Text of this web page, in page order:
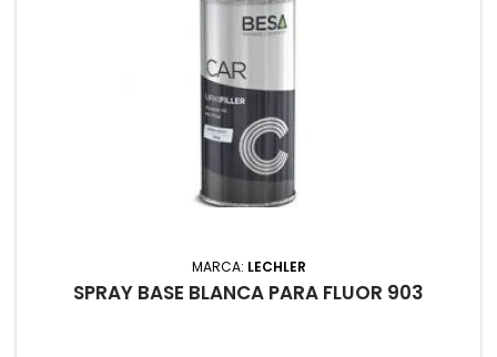
MARCA: LECHLER
SPRAY BASE BLANCA PARA FLUOR 903